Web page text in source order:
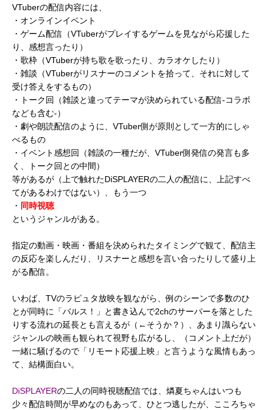
VTuberの配信内容には、
・オンラインイベント
・ゲーム配信（VTuberがプレイするゲームを見ながら応援した
り、感想言ったり）
・歌枠（VTuberが持ち歌を歌ったり、カラオケしたり）
・雑談（VTuberがリスナーのコメントを拾って、それに対して
受け答えをするもの）
・トーク回（雑談と違ってテーマが決められている配信-コラボ
なども含む-）
・劇や朗読配信のように、VTuber側が原則として一方的にしゃ
べるもの
・イベント感想回（雑談の一種だが、VTuber側発信の発言も多
く、トーク回との中間）
等があるが（上で触れたDiSPLAYERの二人の配信に、上記すべ
てがあるわけではない）、もう一つ
・ 同時視聴
というジャンルがある。
指定の動画・映画・番組を決められたタイミングで観て、配信主
の反応を楽しんだり、リスナーと感想を言い合ったりして盛り上
がる配信。
いわば、TVのラピュタ放映を観ながら、例のシーンで多数のひ
とが同時に「バルス！」と書き込んで2chのサーバーを落とした
りする流れの延長とも言えるが（←そうか？）、あまり識らない
ジャンルの映画も観られて視野も広がるし、（コメント上だが）
一緒に騒げるので「リモート応援上映」と言うような風情もあっ
て、結構面白い。
DiSPLAYERの二人の同時視聴配信では、燐夏ちゃんはいつも
少々配信時間が早めなのもあって、ひとつ逃したが、こころちゃ